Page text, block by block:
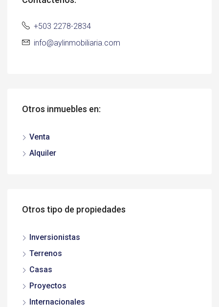
+503 2278-2834
info@aylinmobiliaria.com
Otros inmuebles en:
Venta
Alquiler
Otros tipo de propiedades
Inversionistas
Terrenos
Casas
Proyectos
Internacionales